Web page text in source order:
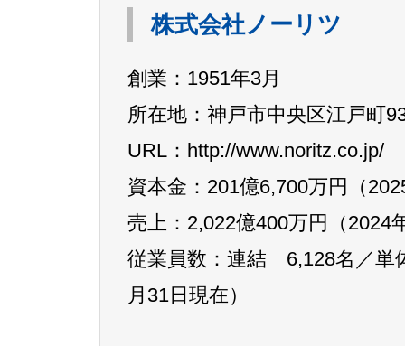
株式会社ノーリツ
創業：1951年3月
所在地：神戸市中央区江戸町
URL：http://www.noritz.co.jp/
資本金：201億6,700万円（
売上：2,022億400万円（2024
従業員数：連結 6,128名／単
月31日現在）